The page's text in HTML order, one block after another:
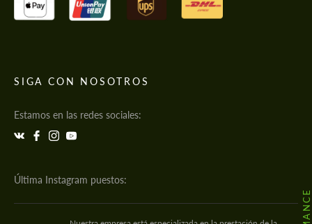
SIGA CON NOSOTROS
Estamos en las redes sociales:
Última Instagram puestos: